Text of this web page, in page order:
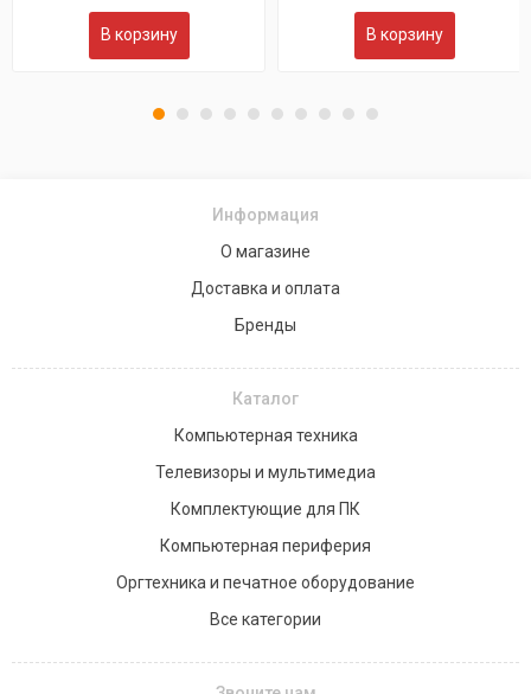
В корзину В корзину
Информация
О магазине
Доставка и оплата
Бренды
Каталог
Компьютерная техника
Телевизоры и мультимедиа
Комплектующие для ПК
Компьютерная периферия
Оргтехника и печатное оборудование
Все категории